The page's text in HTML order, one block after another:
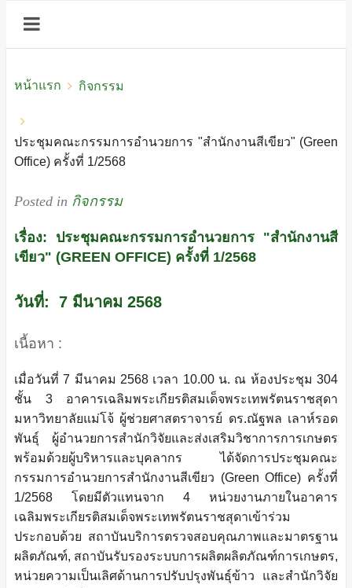
หน้าแรก กิจกรรม
ประชุมคณะกรรมการอำนวยการ "สำนักงานสีเขียว" (Green
Office) ครั้งที่ 1/2568
Posted in กิจกรรม
เรื่อง: ประชุมคณะกรรมการอำนวยการ "สำนักงานสี
เขียว" (GREEN OFFICE) ครั้งที่ 1/2568
วันที่: 7 มีนาคม 2568
เนื้อหา :
เมื่อวันที่ 7 มีนาคม 2568 เวลา 10.00 น. ณ ห้องประชุม 304
ชั้น 3 อาคารเฉลิมพระเกียรติสมเด็จพระเทพรัตนราชสุดา
มหาวิทยาลัยแม่โจ้ ผู้ช่วยศาสตราจารย์ ดร.ณัฐพล เลาห์รอด
พันธุ์ ผู้อำนวยการสำนักวิจัยและส่งเสริมวิชาการการเกษตร
พร้อมด้วยผู้บริหารและบุคลากร ได้จัดการประชุมคณะ
กรรมการอำนวยการสำนักงานสีเขียว (Green Office) ครั้งที่
1/2568 โดยมีตัวแทนจาก 4 หน่วยงานภายในอาคาร
เฉลิมพระเกียรติสมเด็จพระเทพรัตนราชสุดาเข้าร่วม
ประกอบด้วย สถาบันบริการตรวจสอบคุณภาพและมาตรฐาน
ผลิตภัณฑ์, สถาบันรับรองระบบการผลิตผลิตภัณฑ์การเกษตร,
หน่วยความเป็นเลิศด้านการปรับปรุงพันธุ์ข้าว และสำนักวิจัย